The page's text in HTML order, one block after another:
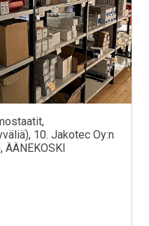
10. Jakotec Oy:n